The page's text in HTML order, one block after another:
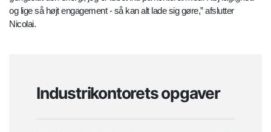
og lige så højt engagement - så kan alt lade sig gøre,” afslutter
Nicolai.
Industrikontorets opgaver